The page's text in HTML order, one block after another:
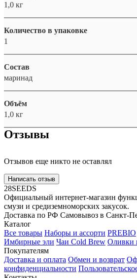
1,0 кг
Количество в упаковке
1
Состав
маринад
Объём
1,0 кг
Отзывы
Отзывов еще никто не оставлял
Написать отзыв
28SEEDS
Официальный интернет-магазин
смузи и средиземноморских закусок.
Доставка по РФ Самовывоз в Санкт-
Каталог
Все товары Наборы и ассорти PREBIO
Имбирные эли Чаи Cold Brew Оливки
Покупателям
Доставка и оплата Обмен и возврат
конфиденциальности